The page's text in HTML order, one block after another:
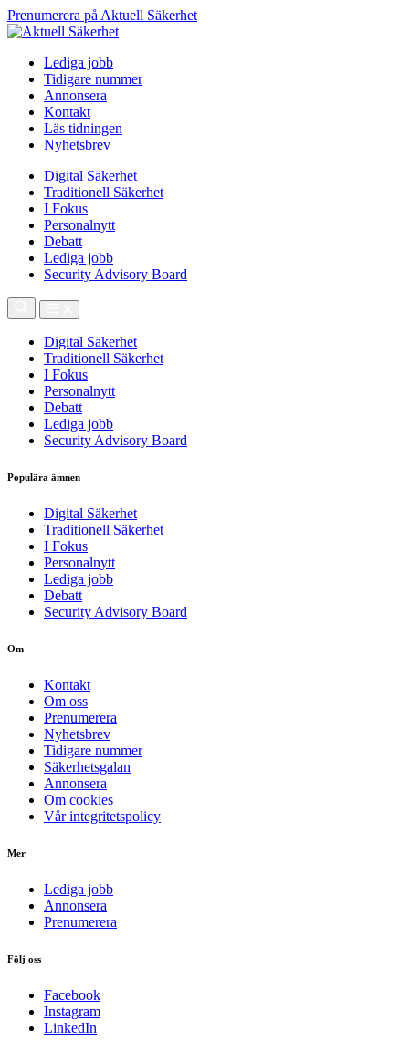
Prenumerera på Aktuell Säkerhet
Lediga jobb
Tidigare nummer
Annonsera
Kontakt
Läs tidningen
Nyhetsbrev
Digital Säkerhet
Traditionell Säkerhet
I Fokus
Personalnytt
Debatt
Lediga jobb
Security Advisory Board
Digital Säkerhet
Traditionell Säkerhet
I Fokus
Personalnytt
Debatt
Lediga jobb
Security Advisory Board
Populära ämnen
Digital Säkerhet
Traditionell Säkerhet
I Fokus
Personalnytt
Lediga jobb
Debatt
Security Advisory Board
Om
Kontakt
Om oss
Prenumerera
Nyhetsbrev
Tidigare nummer
Säkerhetsgalan
Annonsera
Om cookies
Vår integritetspolicy
Mer
Lediga jobb
Annonsera
Prenumerera
Följ oss
Facebook
Instagram
LinkedIn